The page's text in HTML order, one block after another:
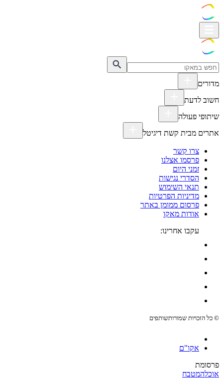
מדורים
חשוב לדעת
שיתופי פעולה
אתרים מבית קשת דיגיטל
צרו קשר
פרסמו אצלנו
זמני היום
הסדרי נגישות
תנאי השימוש
מדיניות הפרטיות
פרסום ממומן באתר
אודות מאקו
עקבו אחרינו:
© כל הזכויות שמורותשותפים
אקו"ם
פרסומת
אוכלהמטבח